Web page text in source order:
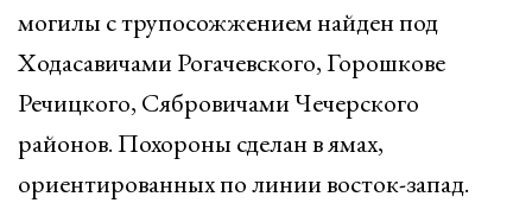
могилы с трупосожжением найден под
Ходасавичами Рогачевского, Горошкове
Речицкого, Сябровичами Чечерского
районов. Похороны сделан в ямах,
ориентированных по линии восток-запад.